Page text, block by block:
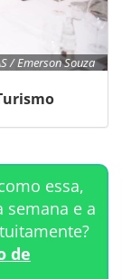
/ Emerson Souza
essa,
semana e a
de